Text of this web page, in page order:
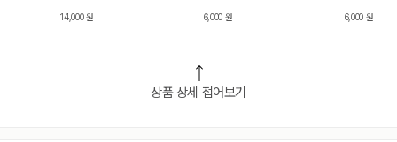
14,000원 6,000 원 6,000 원
상품 상세 접어보기